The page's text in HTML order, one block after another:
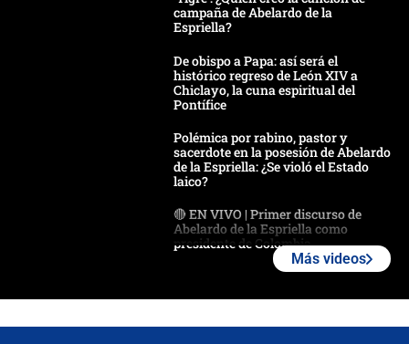
campaña de Abelardo de la
Espriella?
De obispo a Papa: así será el
histórico regreso de León XIV a
Chiclayo, la cuna espiritual del
Pontífice
Polémica por rabino, pastor y
sacerdote en la posesión de Abelardo
de la Espriella: ¿Se violó el Estado
laico?
🔴 EN VIVO | Primer discurso de
Abelardo de la Espriella como
presidente de Colombia
Más videos